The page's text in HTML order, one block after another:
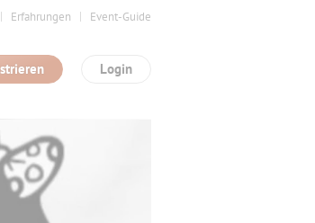
Erfahrungen Event-Guide
Login